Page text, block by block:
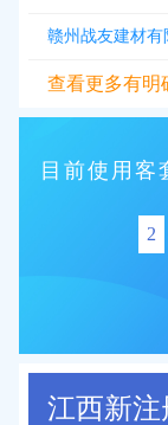
赣州战友建材有
查看更多有明
目前使用客
2
江西新